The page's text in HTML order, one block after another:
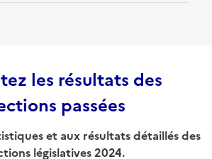
les résultats des
passées
et aux résultats détaillés des
législatives 2024.